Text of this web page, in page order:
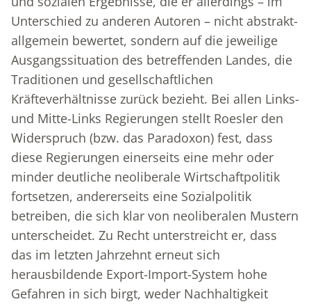
Unterschied zu anderen Autoren – nicht abstrakt-
allgemein bewertet, sondern auf die jeweilige
Ausgangssituation des betreffenden Landes, die
Traditionen und gesellschaftlichen
Kräfteverhältnisse zurück bezieht. Bei allen Links-
und Mitte-Links Regierungen stellt Roesler den
Widerspruch (bzw. das Paradoxon) fest, dass
diese Regierungen einerseits eine mehr oder
minder deutliche neoliberale Wirtschaftpolitik
fortsetzen, andererseits eine Sozialpolitik
betreiben, die sich klar von neoliberalen Mustern
unterscheidet. Zu Recht unterstreicht er, dass
das im letzten Jahrzehnt erneut sich
herausbildende Export-Import-System hohe
Gefahren in sich birgt, weder Nachhaltigkeit